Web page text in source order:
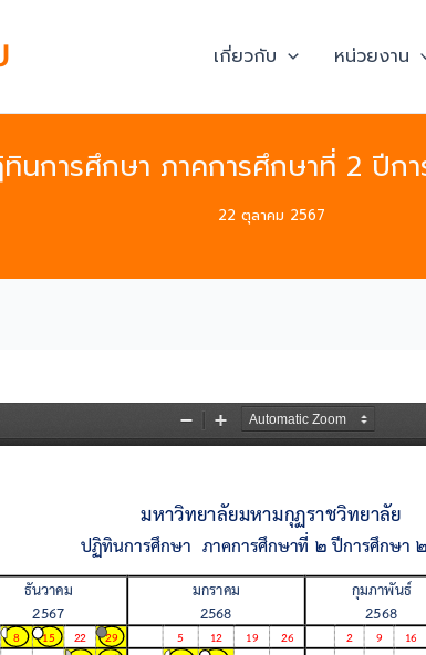
เกี่ยวกับ หน่วยงาน
นการศึกษา ภาคการศึกษาที่ 2 ปีก
22 ตุลาคม 2567